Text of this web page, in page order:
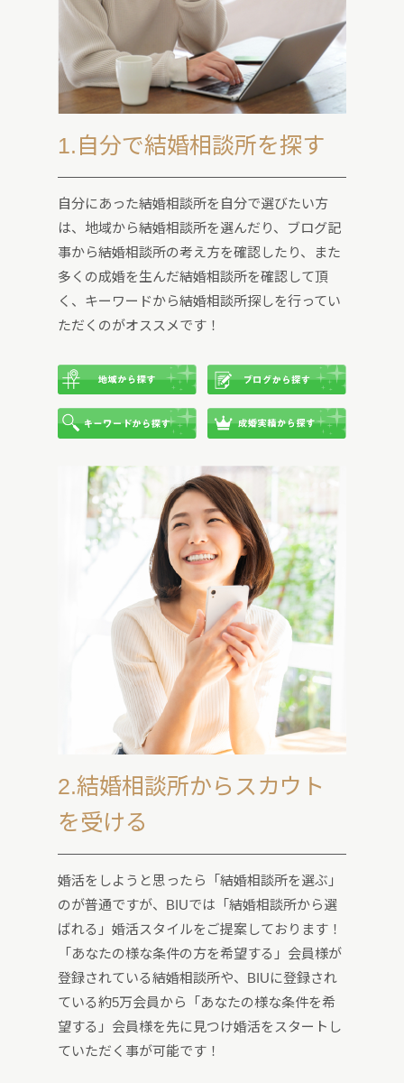
1.自分で結婚相談所を探す
自分にあった結婚相談所を自分で選びたい方
は、地域から結婚相談所を選んだり、ブログ記
事から結婚相談所の考え方を確認したり、また
多くの成婚を生んだ結婚相談所を確認して頂
く、キーワードから結婚相談所探しを行ってい
ただくのがオススメです！
2.結婚相談所からスカウト
を受ける
婚活をしようと思ったら「結婚相談所を選ぶ」
のが普通ですが、BIUでは「結婚相談所から選
ばれる」婚活スタイルをご提案しております！
「あなたの様な条件の方を希望する」会員様が
登録されている結婚相談所や、BIUに登録され
ている約5万会員から「あなたの様な条件を希
望する」会員様を先に見つけ婚活をスタートし
ていただく事が可能です！